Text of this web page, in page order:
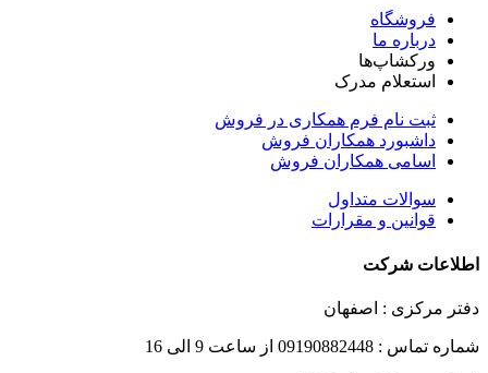
فروشگاه
درباره ما
ورکشاپ‌ها
استعلام مدرک
ثبت نام فرم همکاری در فروش
داشبورد همکاران فروش
اسامی همکاران فروش
سوالات متداول
قوانین و مقرارات
اطلاعات شرکت
دفتر مرکزی : اصفهان
شماره تماس : 09190882448 از ساعت 9 الی 16